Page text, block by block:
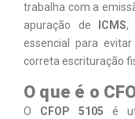
trabalha com a
apuração de
ICMS,
essencial para
correta escrituração
O que é o
O CFOP 5105 é